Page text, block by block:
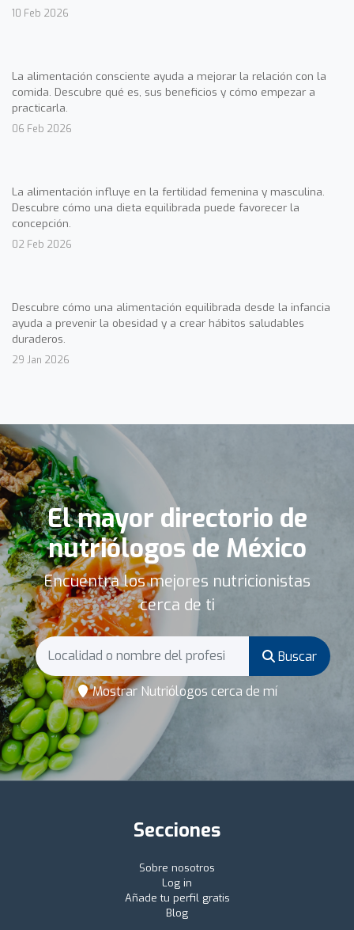
10 Feb 2026
La alimentación consciente ayuda a mejorar la relación con la
comida. Descubre qué es, sus beneficios y cómo empezar a
practicarla.
06 Feb 2026
La alimentación influye en la fertilidad femenina y masculina.
Descubre cómo una dieta equilibrada puede favorecer la
concepción.
02 Feb 2026
Descubre cómo una alimentación equilibrada desde la infancia
ayuda a prevenir la obesidad y a crear hábitos saludables
duraderos.
29 Jan 2026
El mayor directorio de
nutriólogos de México
Encuentra los mejores nutricionistas
cerca de ti
Buscar
Mostrar Nutriólogos cerca de mí
Secciones
Sobre nosotros
Log in
Añade tu perfil gratis
Blog